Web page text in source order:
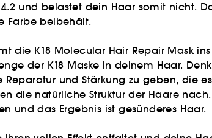
und belastet dein Haar somit nicht.
Farbe beibehält.
die K18 Molecular Hair Repair Mask
der K18 Maske in deinem Haar.
und Stärkung zu geben, die
die natürliche Struktur der Haare
und das Ergebnis ist gesünderes Haar.